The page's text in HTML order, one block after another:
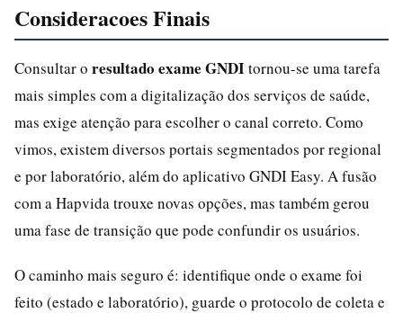
Consideracoes Finais
Consultar o resultado exame GNDItornou-se uma tarefa
mais simples com a digitalização dos serviços de saúde,
mas exige atenção para escolher o canal correto. Como
vimos, existem diversos portais segmentados por regional
e por laboratório, além do aplicativo GNDI Easy. A fusão
com a Hapvida trouxe novas opções, mas também gerou
uma fase de transição que pode confundir os usuários.
O caminho mais seguro é: identifique onde o exame foi
feito (estado e laboratório), guarde o protocolo de coleta e